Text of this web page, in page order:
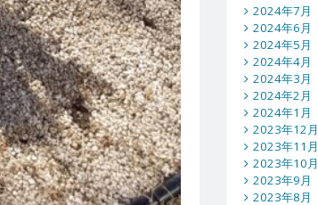
2024年7月
2024年6月
2024年5月
2024年4月
2024年3月
2024年2月
2024年1月
2023年12月
2023年11月
2023年10月
2023年9月
2023年8月